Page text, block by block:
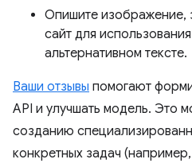
Опишите изображение,
сайт для
альтернативном тексте.
Ваши отзывы помогают
API и улучшать модель. Это
созданию
конкретных задач